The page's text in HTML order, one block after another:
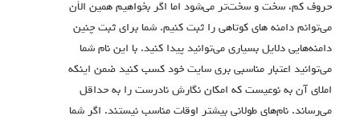
حروف کم، سخت و سخت‌تر می‌شود اما اگر بخواهیم همین الأن
می‌توانم دامنه های کوتاهی را ثبت کنیم. شما برای ثبت چنین
دامنه‌هایی دلایل بسیاری می‌توانید پیدا کنید. با این نام شما
می‌توانید اعتبار مناسبی بری سایت خود کسب کنید ضمن اینکه
املای آن به نوعیست که امکان نگارش نادرست را به حداقل
می‌رساند. نام‌های طولانی بیشتر اوقات مناسب نیستند. اگر شما